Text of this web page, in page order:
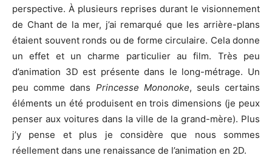
perspective. À plusieurs reprises durant le visionnement
de Chant de la mer, j’ai remarqué que les arrière-plans
étaient souvent ronds ou de forme circulaire. Cela donne
un effet et un charme particulier au film. Très peu
d’animation 3D est présente dans le long-métrage. Un
peu comme dans Princesse Mononoke, seuls certains
éléments un été produisent en trois dimensions (je peux
penser aux voitures dans la ville de la grand-mère). Plus
j’y pense et plus je considère que nous sommes
réellement dans une renaissance de l’animation en 2D.